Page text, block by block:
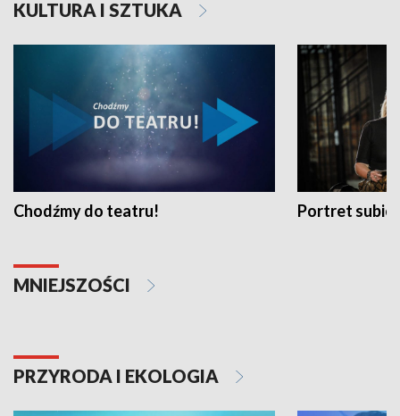
KULTURA I SZTUKA
Chodźmy do teatru! Portret
MNIEJSZOŚCI
PRZYRODA I EKOLOGIA